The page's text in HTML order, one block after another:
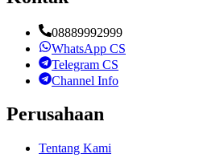
08889992999
WhatsApp CS
Telegram CS
Channel Info
Perusahaan
Tentang Kami